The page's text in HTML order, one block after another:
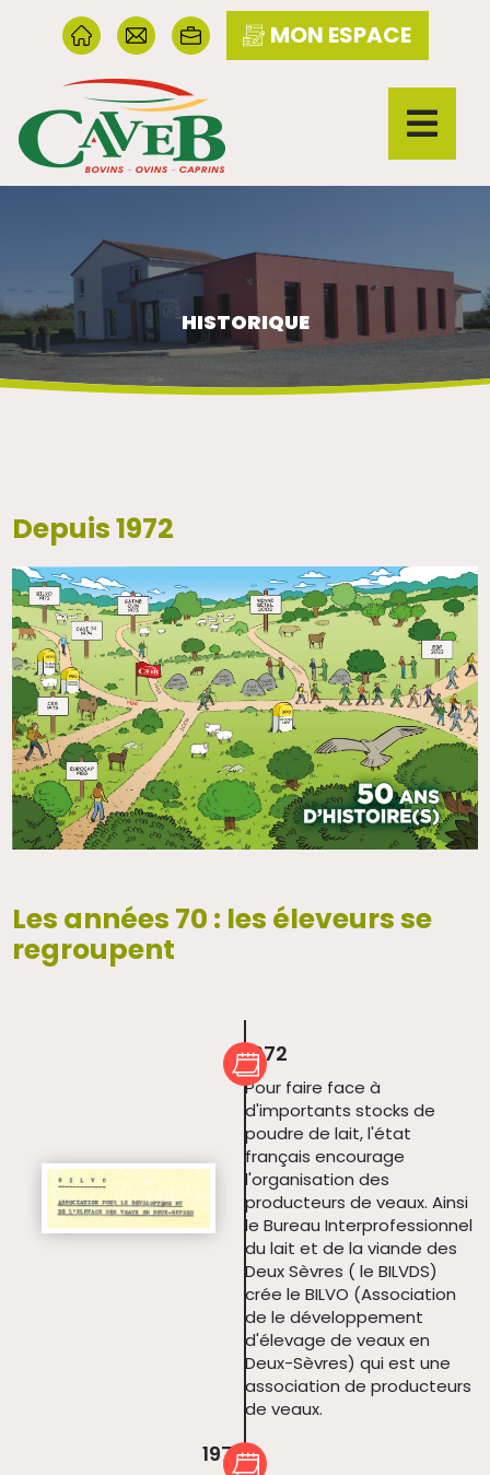
MON ESPACE
HISTORIQUE
Depuis 1972
Les années 70 : les éleveurs se
regroupent
1972
Pour faire face à
d'importants stocks de
poudre de lait, l'état
français encourage
l'organisation des
producteurs de veaux. Ainsi
le Bureau Interprofessionnel
du lait et de la viande des
Deux Sèvres ( le BILVDS)
crée le BILVO (Association
de le développement
d'élevage de veaux en
Deux-Sèvres) qui est une
association de producteurs
de veaux.
1973